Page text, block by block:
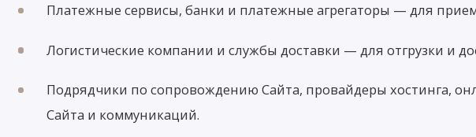
Платежные сервисы, банки и платежные агрегаторы — для
Логистические компании и службы доставки — для отгрузки и
Подрядчики по сопровождению Сайта, провайдеры хостинга,
Сайта и коммуникаций.